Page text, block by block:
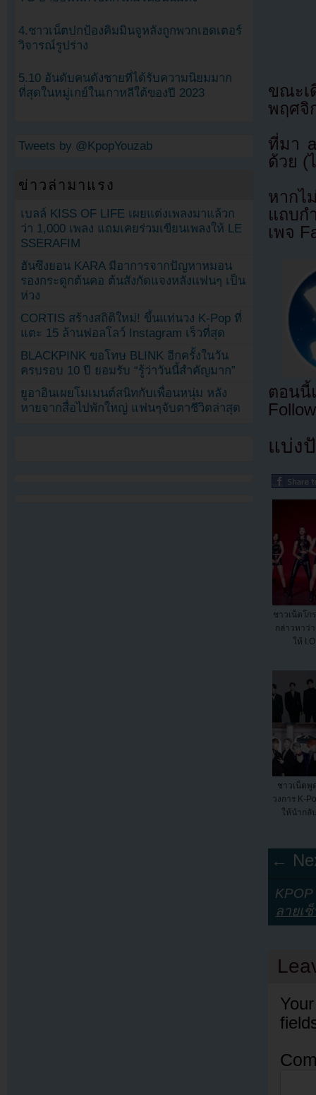
ขณะ
พฤศจิ
ที่มา
ด้วย (
หากไ
แถบก
เพจ
ตอนนี้
แบ่ง
ชาวเน็ตโก
กล่าวหาว่
ให้
ชาวเน็ตพู
วงการ K-
ให้นำกลั
←
ลายเ
4.ชาวเน็ตปกป้องคิมมินจูหลังถูกพวกเฮดเตอร์
วิจารณ์รูปร่าง
5.10 อันดับคนดังชายที่ได้รับความนิยมมาก
ที่สุดในหมู่เกย์ในเกาหลีใต้ของปี 2023
Tweets by @KpopYouzab
ข่าวล่ามาแรง
เบลล์ KISS OF LIFE เผยแต่งเพลงมาแล้วก
ว่า 1,000 เพลง แถมเคยร่วมเขียนเพลงให้ LE
SSERAFIM
ฮันซึงยอน KARA มีอาการจากปัญหาหมอน
รองกระดูกต้นคอ ต้นสังกัดแจงหลังแฟนๆ เป็น
ห่วง
CORTIS สร้างสถิติใหม่! ขึ้นแท่นวง K-Pop ที่
แตะ 15 ล้านฟอลโลว์ Instagram เร็วที่สุด
BLACKPINK ขอโทษ BLINK อีกครั้งในวัน
ครบรอบ 10 ปี ยอมรับ “รู้ว่าวันนี้สำคัญมาก”
ยูอาอินเผยโมเมนต์สนิทกับเพื่อนหนุ่ม หลัง
หายจากสื่อไปพักใหญ่ แฟนๆจับตาชีวิตล่าสุด